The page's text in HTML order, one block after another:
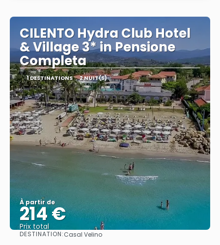
CILENTO Hydra Club Hotel
& Village 3* in Pensione
Completa
1 DESTINATIONS 2 NUIT(S)
À partir de
214 €
Prix ​​total
Afficher
DESTINATION:Casal Velino